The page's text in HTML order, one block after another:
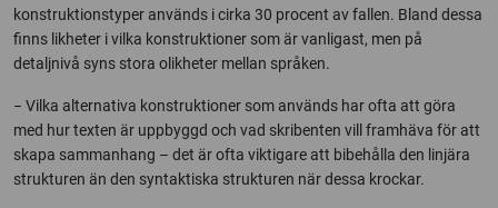
konstruktionstyper används i cirka 30 procent av fallen. Bland dessa
finns likheter i vilka konstruktioner som är vanligast, men på
detaljnivå syns stora olikheter mellan språken.
− Vilka alternativa konstruktioner som används har ofta att göra
med hur texten är uppbyggd och vad skribenten vill framhäva för att
skapa sammanhang – det är ofta viktigare att bibehålla den linjära
strukturen än den syntaktiska strukturen när dessa krockar.